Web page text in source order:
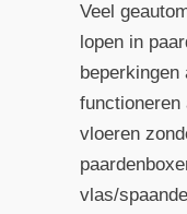
Veel
lopen in
functioneren
vloeren
vlas/